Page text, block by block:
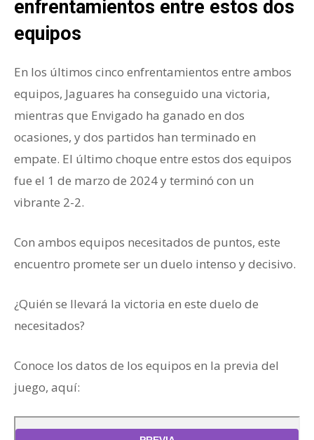
enfrentamientos entre estos dos
equipos
En los últimos cinco enfrentamientos entre ambos
equipos, Jaguares ha conseguido una victoria,
mientras que Envigado ha ganado en dos
ocasiones, y dos partidos han terminado en
empate. El último choque entre estos dos equipos
fue el 1 de marzo de 2024 y terminó con un
vibrante 2-2.
Con ambos equipos necesitados de puntos, este
encuentro promete ser un duelo intenso y decisivo.
¿Quién se llevará la victoria en este duelo de
necesitados?
Conoce los datos de los equipos en la previa del
juego, aquí: